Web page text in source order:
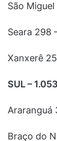
São Miguel
Seara 298
Xanxerê 25
SUL –
Araranguá
Braço do